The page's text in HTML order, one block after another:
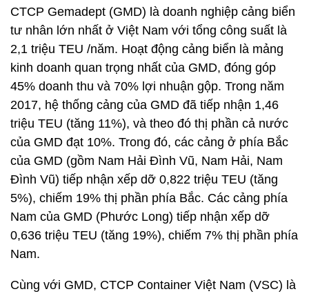
CTCP Gemadept (GMD) là doanh nghiệp cảng biển
tư nhân lớn nhất ở Việt Nam với tổng công suất là
2,1 triệu TEU /năm. Hoạt động cảng biển là mảng
kinh doanh quan trọng nhất của GMD, đóng góp
45% doanh thu và 70% lợi nhuận gộp. Trong năm
2017, hệ thống cảng của GMD đã tiếp nhận 1,46
triệu TEU (tăng 11%), và theo đó thị phần cả nước
của GMD đạt 10%. Trong đó, các cảng ở phía Bắc
của GMD (gồm Nam Hải Đình Vũ, Nam Hải, Nam
Đình Vũ) tiếp nhận xếp dỡ 0,822 triệu TEU (tăng
5%), chiếm 19% thị phần phía Bắc. Các cảng phía
Nam của GMD (Phước Long) tiếp nhận xếp dỡ
0,636 triệu TEU (tăng 19%), chiếm 7% thị phần phía
Nam.
Cùng với GMD, CTCP Container Việt Nam (VSC) là